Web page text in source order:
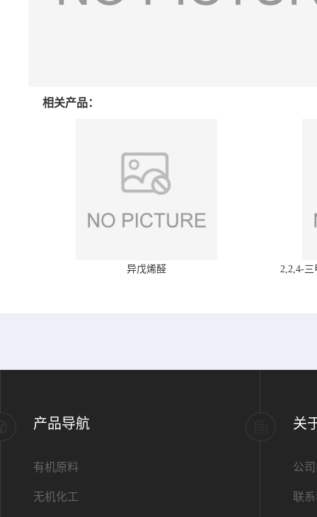
相关产品：
异戊烯醛 2,2,4-
产品导航
有机原料
无机化工
关
公
联